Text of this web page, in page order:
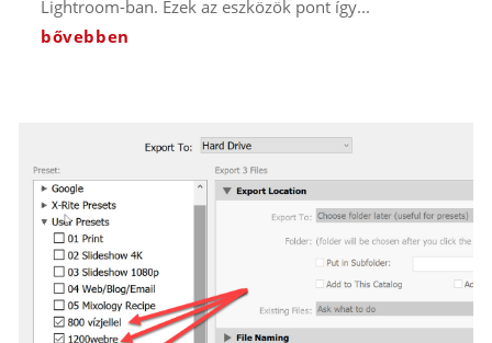
Lightroom-ban. Ezek az eszközök pont így...
bővebben